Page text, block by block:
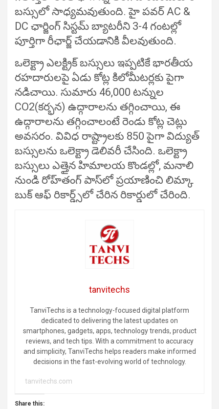
బస్సులో సాధ్యమవుతుంది. హై పవర్ AC &
DC ఛార్జింగ్ సిస్టమ్ బ్యాటరీని 3-4 గంటల్లో
పూర్తిగా రీఛార్జ్ చేయడానికి వీలవుతుంది.
ఒలెక్ట్రా ఎలక్ట్రిక్ బస్సులు ఇప్పటికే భారతీయ
రహదారులపై ఏడు కోట్ల కిలోమీటర్లకు పైగా
నడిచాయి. సుమారు 46,000 టన్నుల
CO2(కర్భన) ఉద్గారాలను తగ్గించాయి, ఈ
ఉద్గారాలను తగ్గించాలంటే రెండు కోట్ల చెట్లు
అవసరం. వివిధ రాష్ట్రాలకు 850 పైగా విద్యుత్
బస్సులను ఒలెక్ట్రా డెలివరీ చేసింది. ఒలెక్ట్రా
బస్సులు ఎత్తైన హిమాలయ కొండల్లో, మనాలి
నుండి రోహ్‌తంగ్ పాస్‌లో ప్రయాణించి లిమ్కా
బుక్ ఆఫ్ రికార్డ్స్‌లో చేరిన రికార్డులో చేరింది.
tanvitechs
TanviTechs is a technology-focused digital platform
dedicated to delivering the latest updates on
smartphones, gadgets, apps, technology trends, product
reviews, and tech tips. With a commitment to accuracy
and simplicity, TanviTechs helps readers make informed
decisions in the fast-evolving world of technology.
tanvitechs.com
Share this: